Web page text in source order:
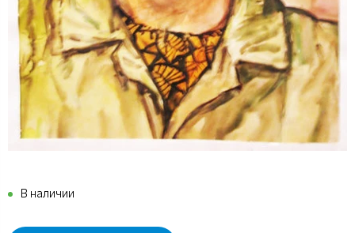
В наличии